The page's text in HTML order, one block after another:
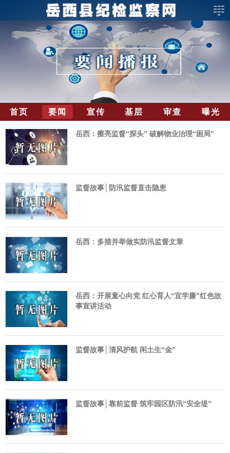
首页 要闻 宣传 基层 审查 曝光
岳西：擦亮监督“探头” 破解物业治理“困局”
监督故事│防汛监督直击隐患
岳西：多措并举做实防汛监督文章
岳西：开展童心向党 红心育人“宜学廉”红色故
事宣讲活动
监督故事│清风护航 闲土生“金”
监督故事│靠前监督 筑牢园区防汛“安全堤”